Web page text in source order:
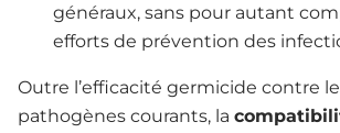
généraux, sans pour autant
efforts de prévention des
Outre l’efficacité germicide contre
pathogènes courants, la